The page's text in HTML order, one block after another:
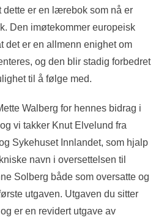
dette er en lærebok som nå er
Den imøtekommer europeisk
det er en allmenn enighet om
og den blir stadig forbedret
til å følge med.
Walberg for hennes bidrag i
vi takker Knut Elvelund fra
Sykehuset Innlandet, som hjalp
navn i oversettelsen til
Solberg både som oversatte og
utgaven. Utgaven du sitter
er en revidert utgave av